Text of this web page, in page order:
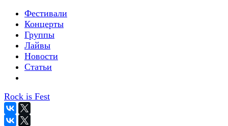
Фестивали
Концерты
Группы
Лайвы
Новости
Статьи
Rock is Fest